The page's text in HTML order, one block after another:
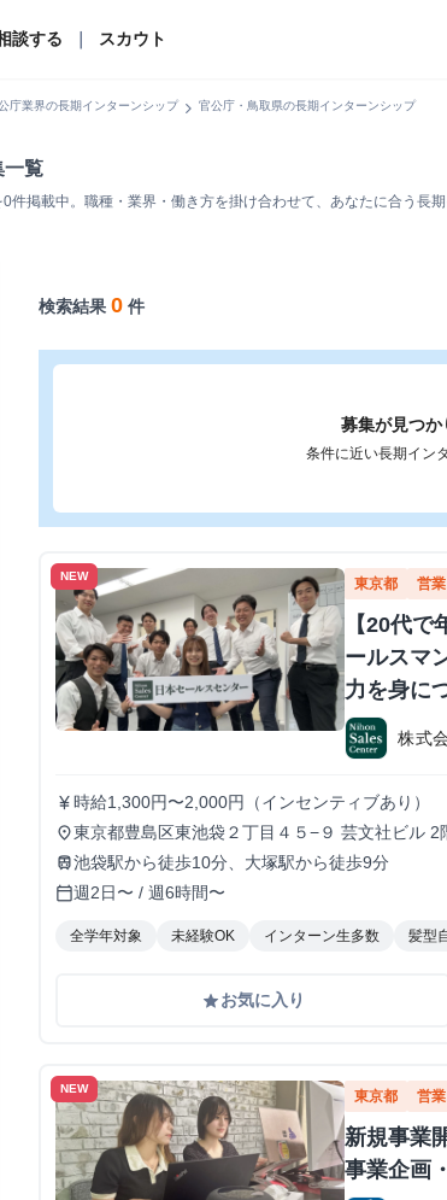
談する スカウト
庁業界の長期インターンシップchevron_right 官公庁・鳥取県の長期インターンシップ
一覧
掲載中。職種・業界・働き方を掛け合わせて、あなたに合う長期
検索結果0 件
募集が見つか
条件に近い長期イン
NEW 東京都 営業
【20代
ールスマ
力を身に
か？ ※当
#1.2年生
期・有給
株式
currency_yen時給1,300円〜2,000円（インセンティブあり）
place東京都豊島区東池袋２丁目４５−９ 芸文社ビル 2
train池袋駅から徒歩10分、大塚駅から徒歩9分
calendar_today週2日〜 / 週6時間〜
全学年対象 未経験OK インターン生多数 髪型
gradeお気に入り
NEW 東京都 営業
新規事業
事業企画